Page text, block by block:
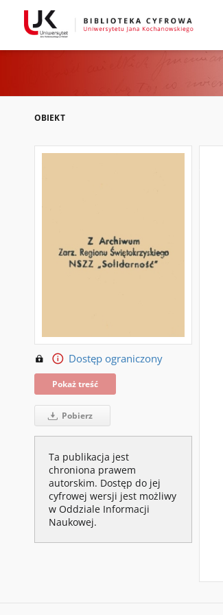
OBIEKT
Dostęp ograniczony
Pokaż treść
Pobierz
Ta publikacja jest
chroniona prawem
autorskim. Dostęp do jej
cyfrowej wersji jest możliwy
w Oddziale Informacji
Naukowej.